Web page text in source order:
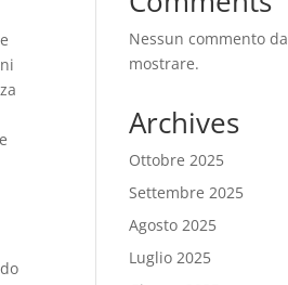
Nessun commento da
mostrare.
Archives
Ottobre 2025
Settembre 2025
Agosto 2025
Luglio 2025